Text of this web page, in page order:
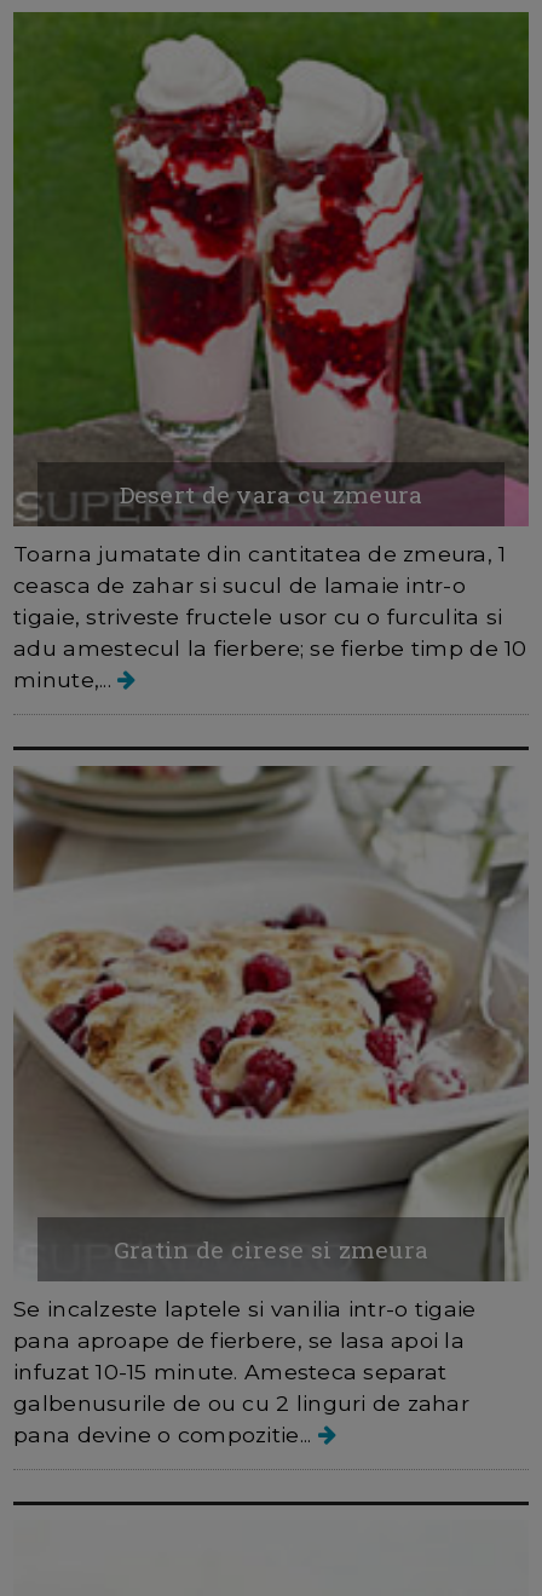
Desert de vara cu zmeura
Toarna jumatate din cantitatea de zmeura, 1
ceasca de zahar si sucul de lamaie intr-o
tigaie, striveste fructele usor cu o furculita si
adu amestecul la fierbere; se fierbe timp de 10
minute,...
Gratin de cirese si zmeura
Se incalzeste laptele si vanilia intr-o tigaie
pana aproape de fierbere, se lasa apoi la
infuzat 10-15 minute. Amesteca separat
galbenusurile de ou cu 2 linguri de zahar
pana devine o compozitie...